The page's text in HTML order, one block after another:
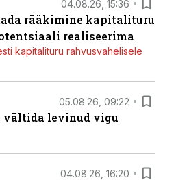
04.08.26, 15:36
rääkimine kapitalituru
realiseerima
kapitalituru rahvusvahelisele
05.08.26, 09:22
vältida levinud vigu
04.08.26, 16:20